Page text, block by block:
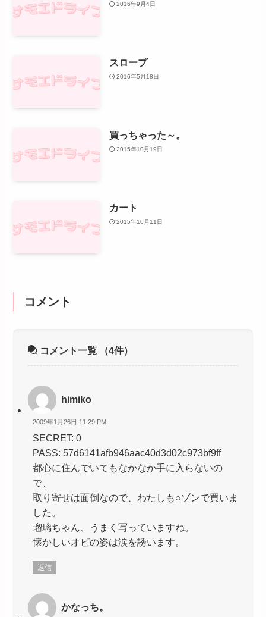
2016年9月4日
スロープ
2016年5月18日
買っちゃった～。
2015年10月19日
カート
2015年10月11日
コメント
コメント一覧 （4件）
himiko
2009年1月26日 11:29 PM
SECRET: 0
PASS: 57d6141afb946aac40d3d02c973bf9ff
都心に住んでいてもなかなか手に入らないの
で、
取り寄せは面倒なので、わたしも○ゾンで買いま
した。
瑠璃ちゃん、うまく写っていますね。
懐かしいオビの姿は涙を誘います。
返信
かなっち。